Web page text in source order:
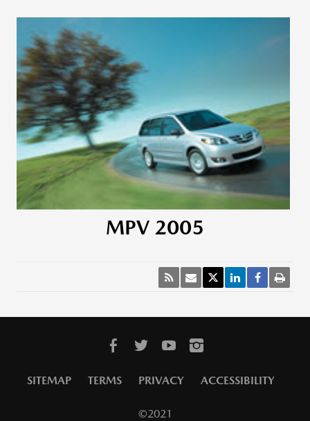
MPV 2005
SITEMAP TERMS PRIVACY ACCESSIBILITY
©2021